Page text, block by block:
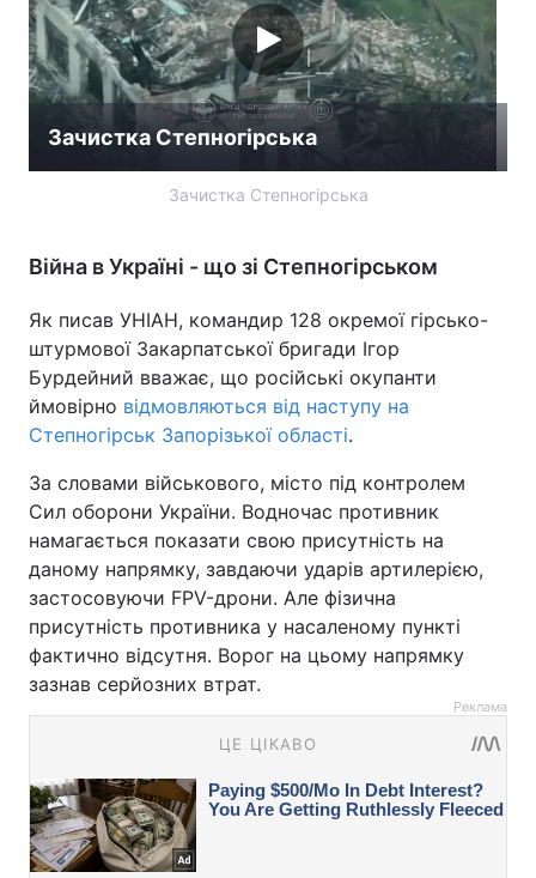
Зачистка Степногірська
Зачистка Степногірська
Війна в Україні - що зі Степногірськом
Як писав УНІАН, командир 128 окремої гірсько-
штурмової Закарпатської бригади Ігор
Бурдейний вважає, що російські окупанти
ймовірно відмовляються від наступу на
Степногірськ Запорізької області.
За словами військового, місто під контролем
Сил оборони України. Водночас противник
намагається показати свою присутність на
даному напрямку, завдаючи ударів артилерією,
застосовуючи FPV-дрони. Але фізична
присутність противника у насаленому пункті
фактично відсутня. Ворог на цьому напрямку
зазнав серйозних втрат.
Реклама